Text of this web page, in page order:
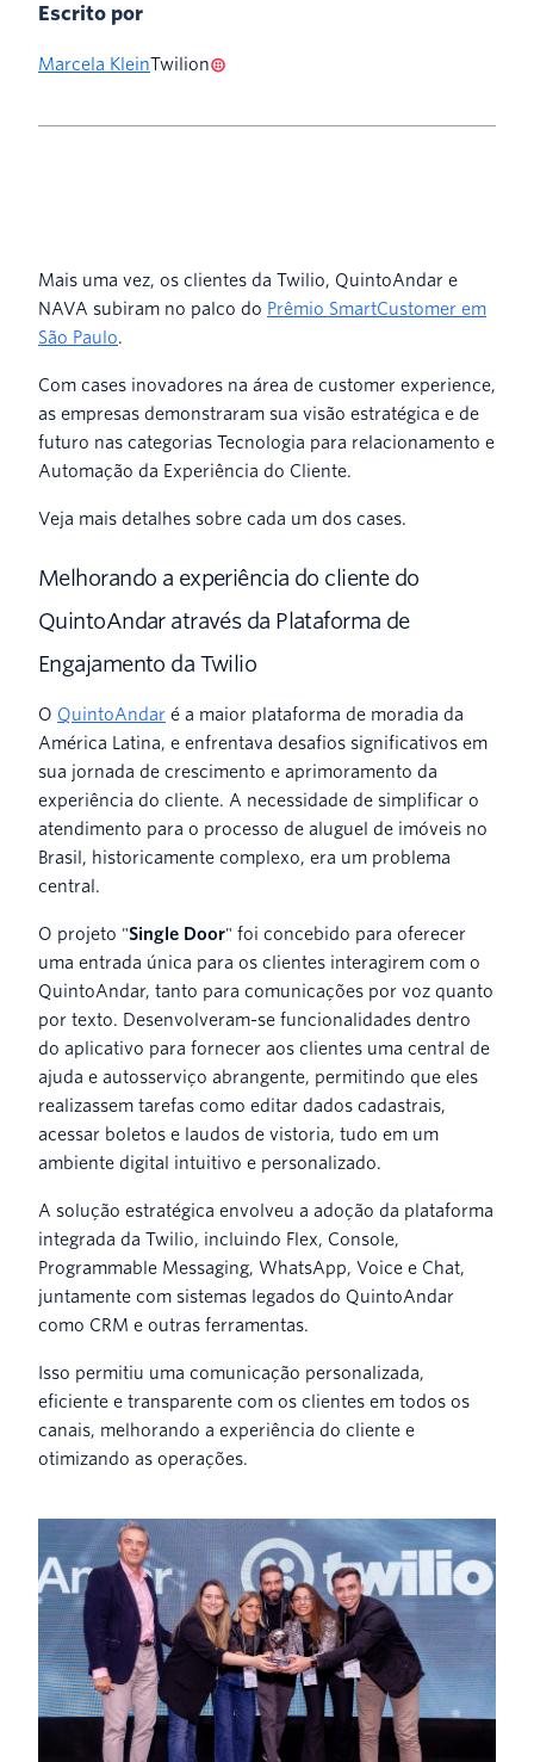
Escrito por
Marcela KleinTwilion
Mais uma vez, os clientes da Twilio, QuintoAndar e
NAVA subiram no palco do Prêmio SmartCustomer em
São Paulo.
Com cases inovadores na área de customer experience,
as empresas demonstraram sua visão estratégica e de
futuro nas categorias Tecnologia para relacionamento e
Automação da Experiência do Cliente.
Veja mais detalhes sobre cada um dos cases.
Melhorando a experiência do cliente do
QuintoAndar através da Plataforma de
Engajamento da Twilio
O QuintoAndar é a maior plataforma de moradia da
América Latina, e enfrentava desafios significativos em
sua jornada de crescimento e aprimoramento da
experiência do cliente. A necessidade de simplificar o
atendimento para o processo de aluguel de imóveis no
Brasil, historicamente complexo, era um problema
central.
O projeto "Single Door" foi concebido para oferecer
uma entrada única para os clientes interagirem com o
QuintoAndar, tanto para comunicações por voz quanto
por texto. Desenvolveram-se funcionalidades dentro
do aplicativo para fornecer aos clientes uma central de
ajuda e autosserviço abrangente, permitindo que eles
realizassem tarefas como editar dados cadastrais,
acessar boletos e laudos de vistoria, tudo em um
ambiente digital intuitivo e personalizado.
A solução estratégica envolveu a adoção da plataforma
integrada da Twilio, incluindo Flex, Console,
Programmable Messaging, WhatsApp, Voice e Chat,
juntamente com sistemas legados do QuintoAndar
como CRM e outras ferramentas.
Isso permitiu uma comunicação personalizada,
eficiente e transparente com os clientes em todos os
canais, melhorando a experiência do cliente e
otimizando as operações.